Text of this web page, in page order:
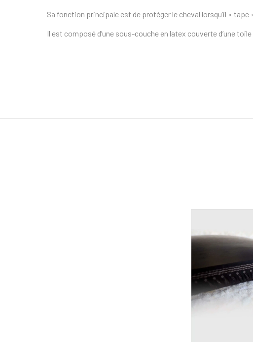
Sa fonction principale est de protéger le cheval lorsqu’il «
Il est composé d’une sous-couche en latex couverte d’une